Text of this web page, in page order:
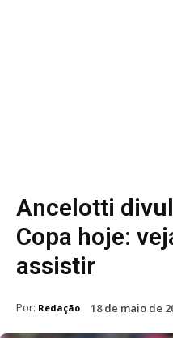
Ancelotti
Copa hoje:
assistir
Por: Redação 18 de maio de